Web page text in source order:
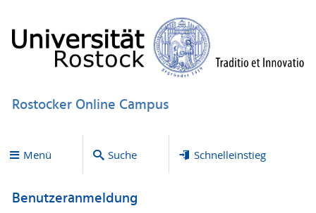
Rostocker Online Campus
Menü Suche Schnelleinstieg
Benutzeranmeldung